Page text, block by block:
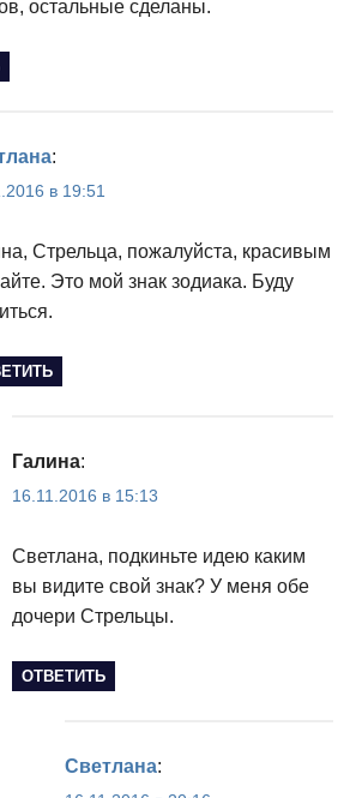
остальные сделаны.
:
в 19:51
Стрельца, пожалуйста, красивым
Это мой знак зодиака. Буду
Галина:
16.11.2016 в 15:13
Светлана, подкиньте идею каким
вы видите свой знак? У меня обе
дочери Стрельцы.
ОТВЕТИТЬ
Светлана: